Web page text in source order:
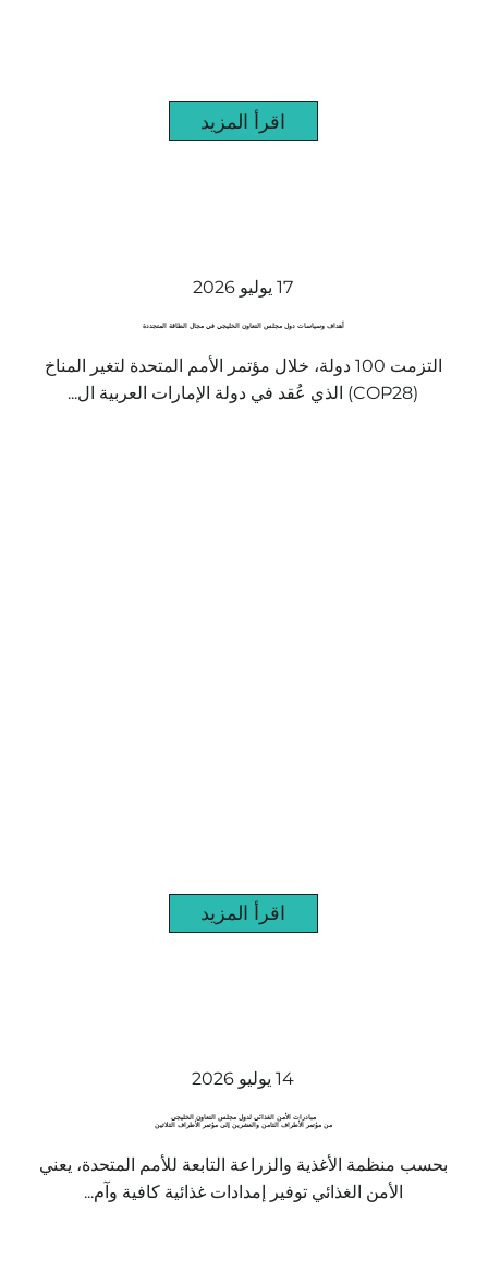
اقرأ المزيد
17 يوليو 2026
أهداف وسياسات دول مجلس التعاون الخليجي في مجال الطاقة المتجددة
التزمت 100 دولة، خلال مؤتمر الأمم المتحدة لتغير المناخ
(COP28) الذي عُقد في دولة الإمارات العربية ال...
اقرأ المزيد
14 يوليو 2026
مبادرات الأمن الغذائي لدول مجلس التعاون الخليجي
من مؤتمر الأطراف الثامن والعشرين إلى مؤتمر الأطراف الثلاثين
بحسب منظمة الأغذية والزراعة التابعة للأمم المتحدة، يعني
الأمن الغذائي توفير إمدادات غذائية كافية وآم...